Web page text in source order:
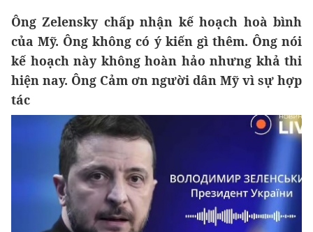
Ông Zelensky chấp nhận kế hoạch hoà bình
của Mỹ. Ông không có ý kiến gì thêm. Ông nói
kế hoạch này không hoàn hảo nhưng khả thi
hiện nay. Ông Cảm ơn người dân Mỹ vì sự hợp
tác